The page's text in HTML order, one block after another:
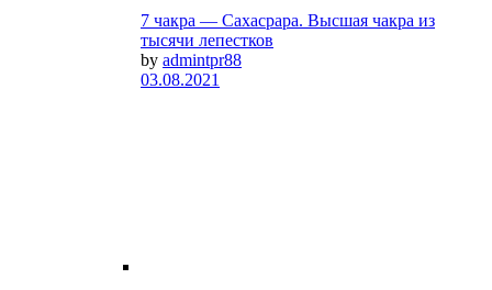
7 чакра — Сахасрара. Высшая чакра из
тысячи лепестков
by admintpr88
03.08.2021